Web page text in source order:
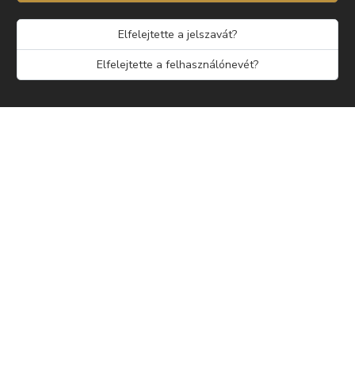
Elfelejtette a jelszavát?
Elfelejtette a felhasználónevét?